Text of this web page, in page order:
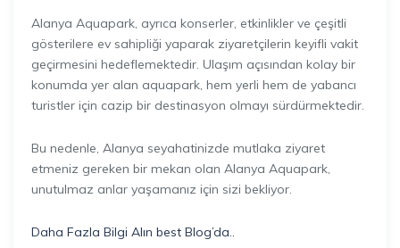
Alanya Aquapark, ayrıca konserler, etkinlikler ve çeşitli
gösterilere ev sahipliği yaparak ziyaretçilerin keyifli vakit
geçirmesini hedeflemektedir. Ulaşım açısından kolay bir
konumda yer alan aquapark, hem yerli hem de yabancı
turistler için cazip bir destinasyon olmayı sürdürmektedir.
Bu nedenle, Alanya seyahatinizde mutlaka ziyaret
etmeniz gereken bir mekan olan Alanya Aquapark,
unutulmaz anlar yaşamanız için sizi bekliyor.
Daha Fazla Bilgi Alın best Blog’da..